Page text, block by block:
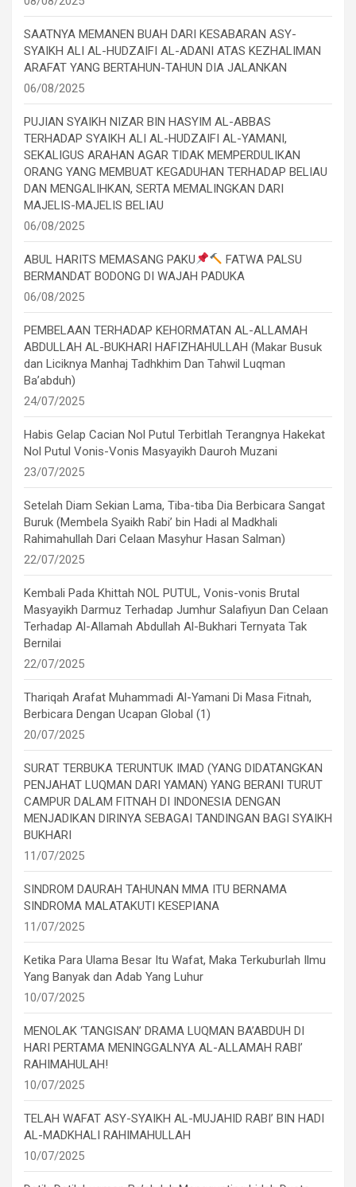
SAATNYA MEMANEN BUAH DARI KESABARAN ASY-
SYAIKH ALI AL-HUDZAIFI AL-ADANI ATAS KEZHALIMAN
ARAFAT YANG BERTAHUN-TAHUN DIA JALANKAN
06/08/2025
PUJIAN SYAIKH NIZAR BIN HASYIM AL-ABBAS
TERHADAP SYAIKH ALI AL-HUDZAIFI AL-YAMANI,
SEKALIGUS ARAHAN AGAR TIDAK MEMPERDULIKAN
ORANG YANG MEMBUAT KEGADUHAN TERHADAP BELIAU
DAN MENGALIHKAN, SERTA MEMALINGKAN DARI
MAJELIS-MAJELIS BELIAU
06/08/2025
ABUL HARITS MEMASANG PAKU
FATWA PALSU
BERMANDAT BODONG DI WAJAH PADUKA
06/08/2025
PEMBELAAN TERHADAP KEHORMATAN AL-ALLAMAH
ABDULLAH AL-BUKHARI HAFIZHAHULLAH (Makar Busuk
dan Liciknya Manhaj Tadhkhim Dan Tahwil Luqman
Ba’abduh)
24/07/2025
Habis Gelap Cacian Nol Putul Terbitlah Terangnya Hakekat
Nol Putul Vonis-Vonis Masyayikh Dauroh Muzani
23/07/2025
Setelah Diam Sekian Lama, Tiba-tiba Dia Berbicara Sangat
Buruk (Membela Syaikh Rabi’ bin Hadi al Madkhali
Rahimahullah Dari Celaan Masyhur Hasan Salman)
22/07/2025
Kembali Pada Khittah NOL PUTUL, Vonis-vonis Brutal
Masyayikh Darmuz Terhadap Jumhur Salafiyun Dan Celaan
Terhadap Al-Allamah Abdullah Al-Bukhari Ternyata Tak
Bernilai
22/07/2025
Thariqah Arafat Muhammadi Al-Yamani Di Masa Fitnah,
Berbicara Dengan Ucapan Global (1)
20/07/2025
SURAT TERBUKA TERUNTUK IMAD (YANG DIDATANGKAN
PENJAHAT LUQMAN DARI YAMAN) YANG BERANI TURUT
CAMPUR DALAM FITNAH DI INDONESIA DENGAN
MENJADIKAN DIRINYA SEBAGAI TANDINGAN BAGI SYAIKH
BUKHARI
11/07/2025
SINDROM DAURAH TAHUNAN MMA ITU BERNAMA
SINDROMA MALATAKUTI KESEPIANA
11/07/2025
Ketika Para Ulama Besar Itu Wafat, Maka Terkuburlah Ilmu
Yang Banyak dan Adab Yang Luhur
10/07/2025
MENOLAK ‘TANGISAN’ DRAMA LUQMAN BA’ABDUH DI
HARI PERTAMA MENINGGALNYA AL-ALLAMAH RABI’
RAHIMAHULAH!
10/07/2025
TELAH WAFAT ASY-SYAIKH AL-MUJAHID RABI’ BIN HADI
AL-MADKHALI RAHIMAHULLAH
10/07/2025